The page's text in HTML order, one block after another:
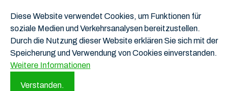
Diese Website verwendet Cookies, um Funktionen für
soziale Medien und Verkehrsanalysen bereitzustellen.
Durch die Nutzung dieser Website erklären Sie sich mit der
Speicherung und Verwendung von Cookies einverstanden.
Weitere Informationen
Verstanden.